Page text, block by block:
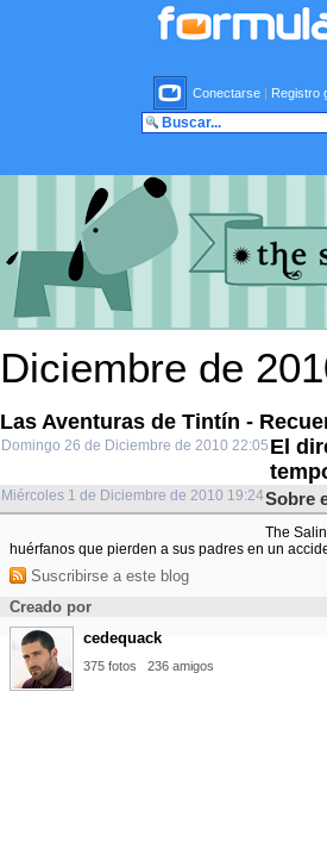
Conectarse | Registro
Diciembre de
Las Aventuras de Tintín -
Domingo 26 de Diciembre de 2010 22:05 El
Miércoles 1 de Diciembre de 2010 19:24Sobre
The
huérfanos que pierden a sus padres en un
Suscribirse a este blog
Creado por
cedequack
375 fotos 236 amigos